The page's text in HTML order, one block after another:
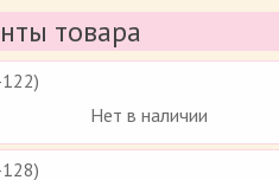
товара
Нет в наличии